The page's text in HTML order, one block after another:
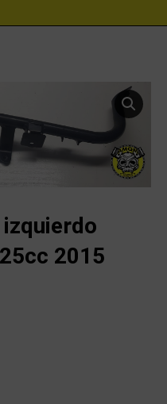
2015